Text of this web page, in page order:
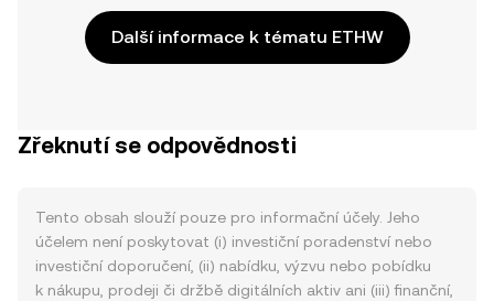
Další informace k tématu ETHW
Zřeknutí se odpovědnosti
Tento obsah slouží pouze pro informační účely. Jeho
účelem není poskytovat (i) investiční poradenství nebo
investiční doporučení, (ii) nabídku, výzvu nebo pobídku
k nákupu, prodeji či držbě digitálních aktiv ani (iii) finanční,